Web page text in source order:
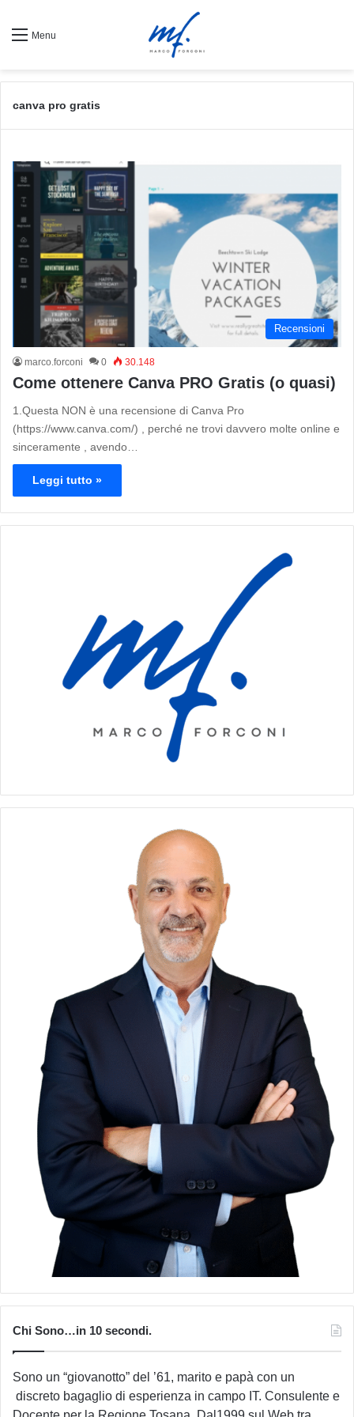
Menu
canva pro gratis
Recensioni
marco.forconi 0 30.148
Come ottenere Canva PRO Gratis (o quasi)
1.Questa NON è una recensione di Canva Pro
(https://www.canva.com/) , perché ne trovi davvero molte online e
sinceramente , avendo…
Leggi tutto »
Chi Sono…in 10 secondi.
Sono un “giovanotto” del ’61, marito e papà con un
discreto bagaglio di esperienza in campo IT. Consulente e